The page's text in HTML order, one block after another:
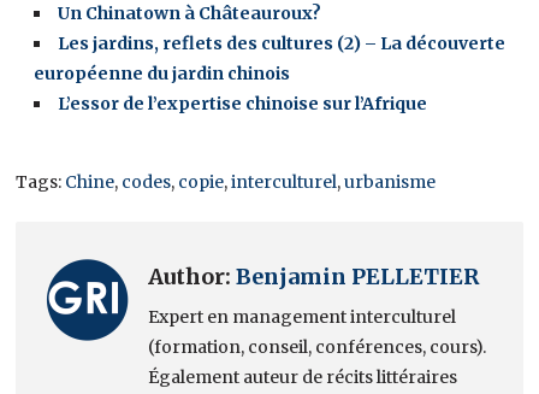
Un Chinatown à Châteauroux?
Les jardins, reflets des cultures (2) – La découverte
européenne du jardin chinois
L’essor de l’expertise chinoise sur l’Afrique
Tags: Chine, codes, copie,interculturel,urbanisme
Author:Benjamin PELLETIER
Expert en management interculturel
(formation, conseil, conférences, cours).
Également auteur de récits littéraires